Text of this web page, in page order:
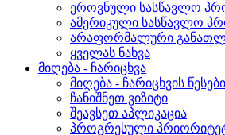
ეროვნული სასწავლო
ამერიკული სასწავლო
არაფორმალური
ყველას ნახვა
მიღება - ჩარიცხვა
მიღება - ჩარიცხვის წესები
ჩანიშნეთ ვიზიტი
შეავსეთ აპლიკაცია
პროგრესული